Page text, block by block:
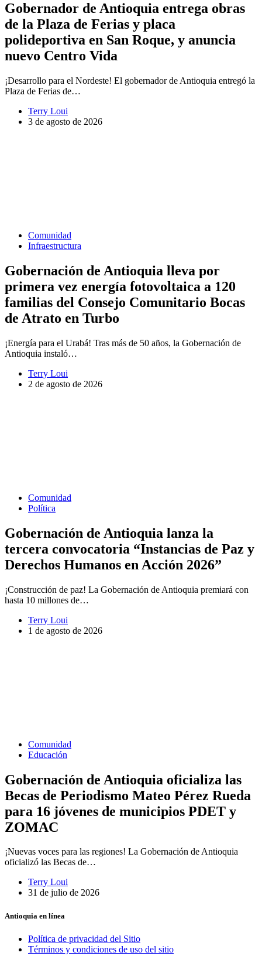
Gobernador de Antioquia entrega obras
de la Plaza de Ferias y placa
polideportiva en San Roque, y anuncia
nuevo Centro Vida
¡Desarrollo para el Nordeste! El gobernador de Antioquia entregó la
Plaza de Ferias de…
Terry Loui
3 de agosto de 2026
Comunidad
Infraestructura
Gobernación de Antioquia lleva por
primera vez energía fotovoltaica a 120
familias del Consejo Comunitario Bocas
de Atrato en Turbo
¡Energía para el Urabá! Tras más de 50 años, la Gobernación de
Antioquia instaló…
Terry Loui
2 de agosto de 2026
Comunidad
Política
Gobernación de Antioquia lanza la
tercera convocatoria “Instancias de Paz y
Derechos Humanos en Acción 2026”
¡Construcción de paz! La Gobernación de Antioquia premiará con
hasta 10 millones de…
Terry Loui
1 de agosto de 2026
Comunidad
Educación
Gobernación de Antioquia oficializa las
Becas de Periodismo Mateo Pérez Rueda
para 16 jóvenes de municipios PDET y
ZOMAC
¡Nuevas voces para las regiones! La Gobernación de Antioquia
oficializó las Becas de…
Terry Loui
31 de julio de 2026
Antioquia en línea
Política de privacidad del Sitio
Términos y condiciones de uso del sitio